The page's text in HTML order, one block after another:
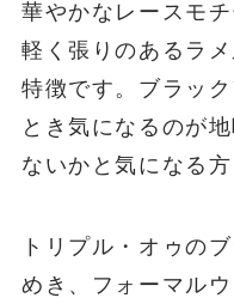
華やかなレースモ
軽く張りのあるラ
特徴です。ブラッ
とき気になるのが
ないかと気になる
トリプル・オゥの
めき、フォーマル